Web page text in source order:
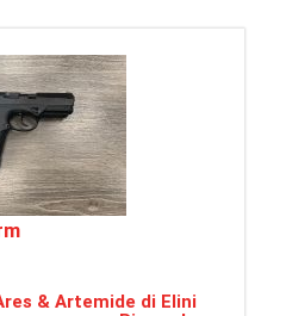
& Artemide di Elini